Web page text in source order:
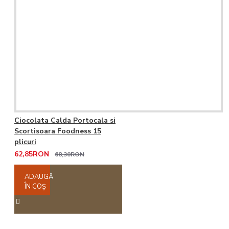
Ciocolata Calda Portocala si
Scortisoara Foodness 15
plicuri
62,85RON
68,30RON
ADAUGĂ
ÎN COŞ